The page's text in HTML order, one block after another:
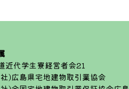
号室
3号室
7号室
円/月
近代学生寮経営者会21
)広島県宅地建物取引業協会